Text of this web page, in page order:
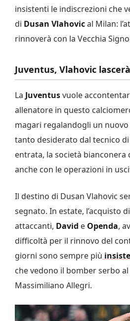
insistenti le indiscrezioni che
di Dusan Vlahovical Milan:
rinnoverà con la Vecchia
Juventus, Vlahovic
La Juventusvuole
allenatore in questo
magari regalandogli un
tanto desiderato dal tecnico
entrata, la società bianconera
anche con le operazioni in
Il destino di Dusan Vlahovic
segnato. In estate, l’acquisto
attaccanti, David e Openda,
difficoltà per il rinnovo del
giorni sono sempre più
che vedono il bomber serbo al
Massimiliano Allegri.